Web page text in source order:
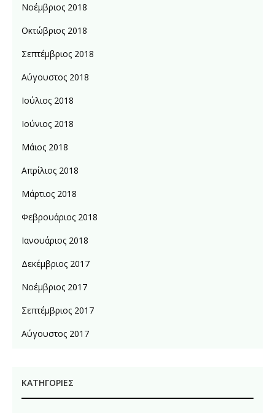
Νοέμβριος 2018
Οκτώβριος 2018
Σεπτέμβριος 2018
Αύγουστος 2018
Ιούλιος 2018
Ιούνιος 2018
Μάιος 2018
Απρίλιος 2018
Μάρτιος 2018
Φεβρουάριος 2018
Ιανουάριος 2018
Δεκέμβριος 2017
Νοέμβριος 2017
Σεπτέμβριος 2017
Αύγουστος 2017
KΑΤΗΓΟΡΊΕΣ